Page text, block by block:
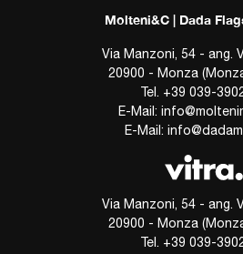
Molteni&C | Dada
Via Manzoni, 54 - ang.
20900 - Monza
Tel. +39 039-
E-Mail:
E-Mail:
Via Manzoni, 54 - ang.
20900 - Monza
Tel. +39 039-